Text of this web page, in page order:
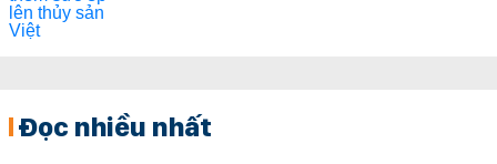
Đọc nhiều nhất